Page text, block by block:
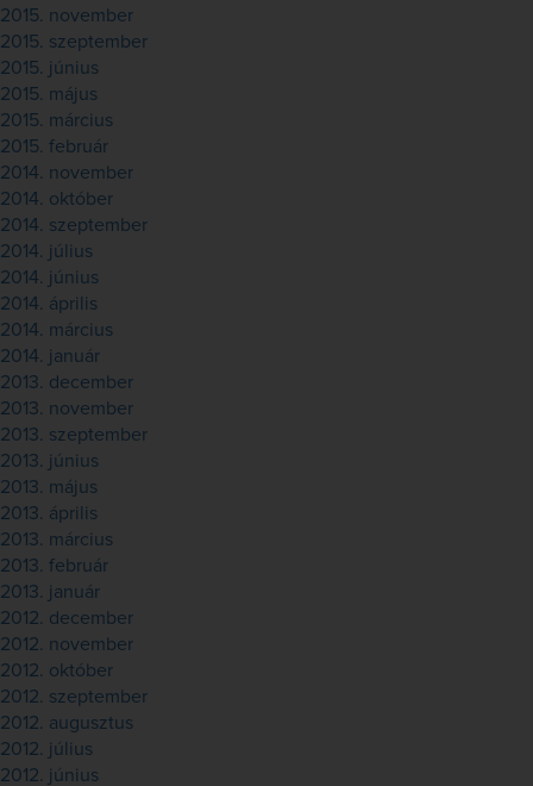
2015. november
2015. szeptember
2015. június
2015. május
2015. március
2015. február
2014. november
2014. október
2014. szeptember
2014. július
2014. június
2014. április
2014. március
2014. január
2013. december
2013. november
2013. szeptember
2013. június
2013. május
2013. április
2013. március
2013. február
2013. január
2012. december
2012. november
2012. október
2012. szeptember
2012. augusztus
2012. július
2012. június